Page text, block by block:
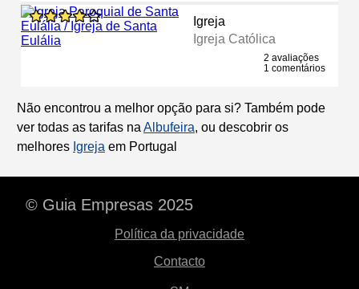
Igreja
Igreja Católica
2 avaliações
1 comentários
Não encontrou a melhor opção para si? Também pode
ver todas as tarifas na Albufeira, ou descobrir os
melhores Igreja em Portugal
© Guia Empresas 2025
Política da privacidade
Contacto